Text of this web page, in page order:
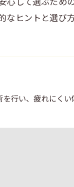
ヒントと選び
行い、疲れにく